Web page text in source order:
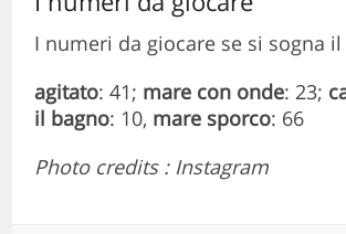
I numeri da giocare se si sogna
agitato: 41; mare con onde: 23;
il bagno: 10, mare sporco: 66
Photo credits : Instagram